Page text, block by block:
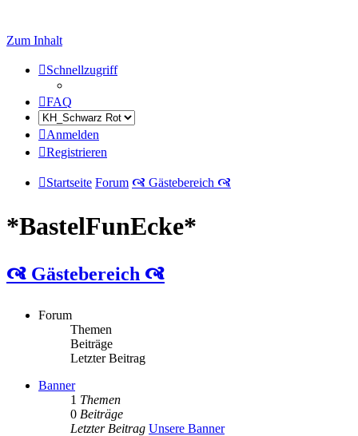
Zum Inhalt
Schnellzugriff
FAQ
Anmelden
Registrieren
Startseite Forum 🙧 Gästebereich 🙧
*BastelFunEcke*
🙧 Gästebereich 🙧
Forum
Themen
Beiträge
Letzter Beitrag
Banner
1 Themen
0 Beiträge
Letzter Beitrag Unsere Banner